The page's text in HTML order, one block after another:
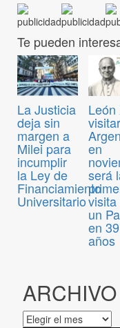
Te pueden
La Justicia
deja sin
margen a
Milei para
incumplir
la Ley de
Financiamiento
Universitario
León
en
será
visita
un
en 39
años
ARCHIVO